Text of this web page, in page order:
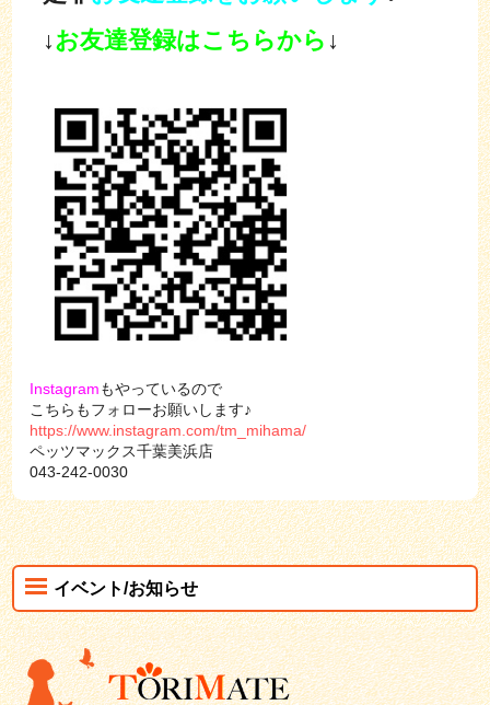
↓お友達登録はこちらから ↓
Instagramもやっているので
こちらもフォローお願いします♪
https://www.instagram.com/tm_mihama/
ペッツマックス千葉美浜店
043-242-0030
イベント/お知らせ